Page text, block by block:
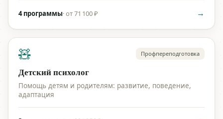
4 программы·от 71 100 ₽ →
🧸 Профпереподготовка
Детский психолог
Помощь детям и родителям: развитие, поведение,
адаптация